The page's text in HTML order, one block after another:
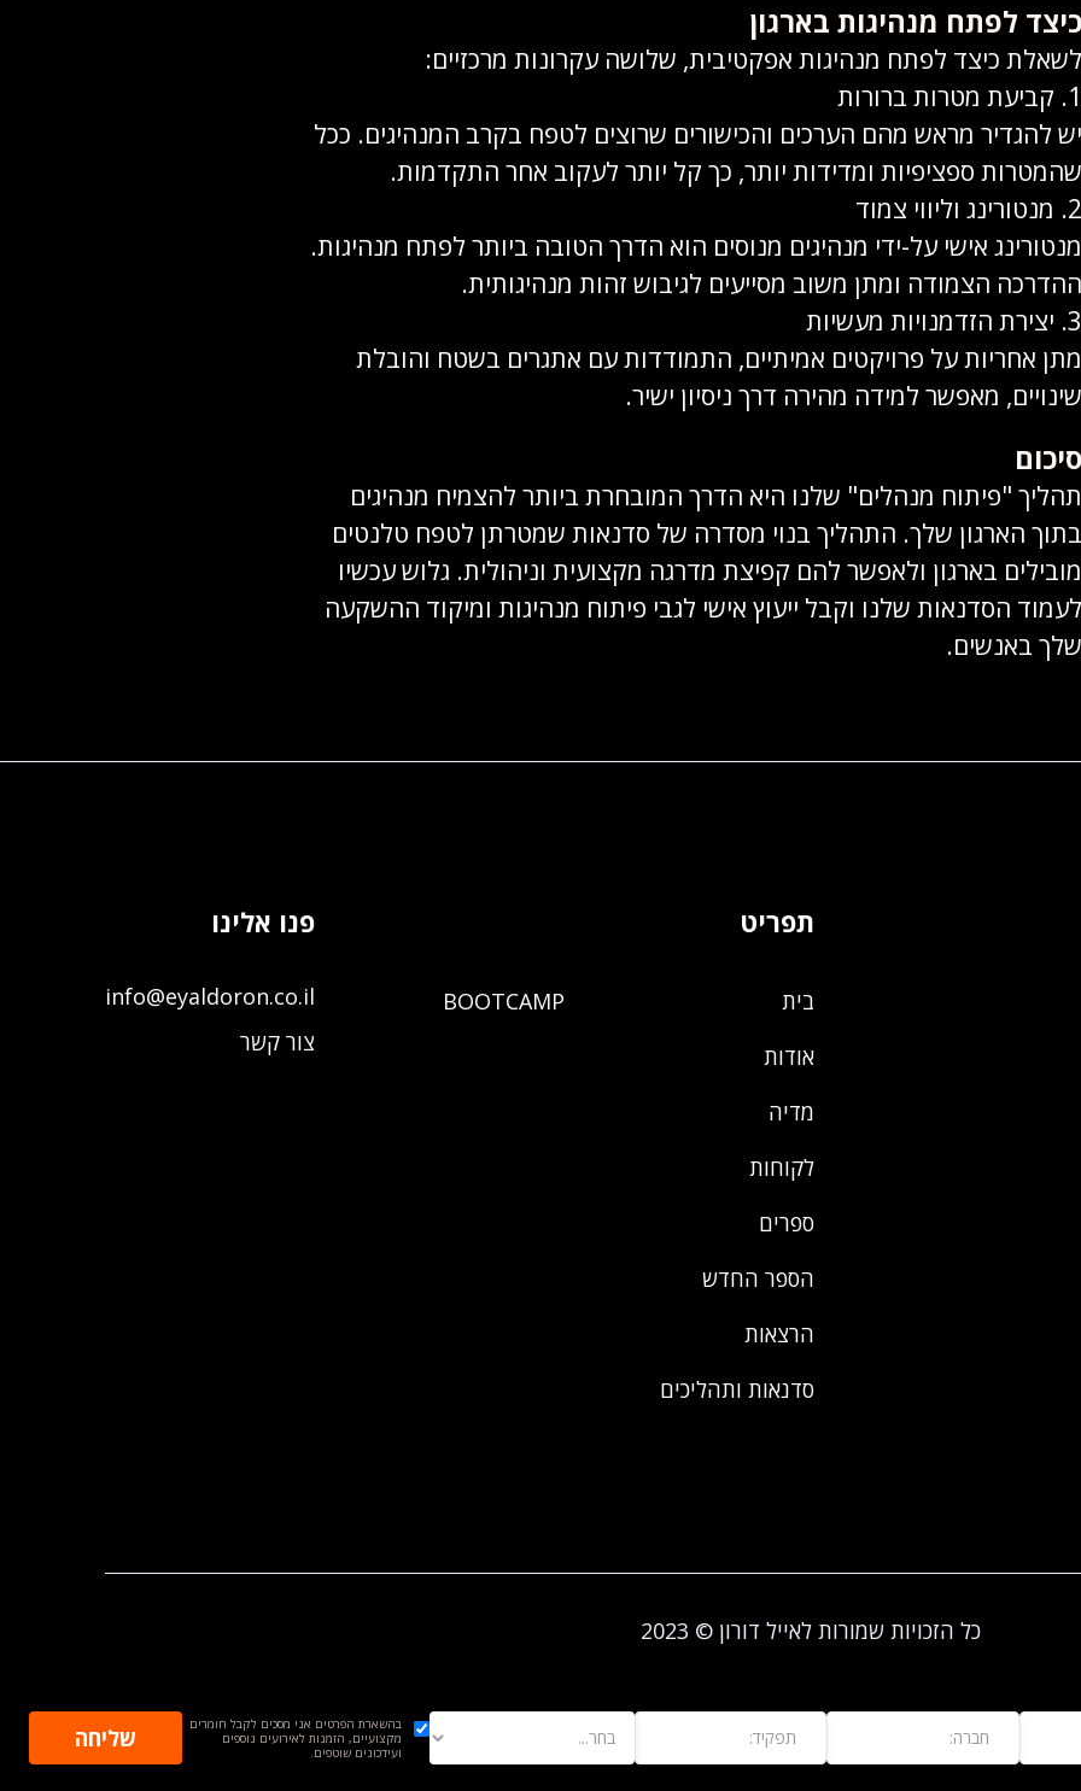
כיצד לפתח מנהיגות בארגון
לשאלת כיצד לפתח מנהיגות אפקטיבית, שלושה עקרונות מרכזיים:
1. קביעת מטרות ברורות
יש להגדיר מראש מהם הערכים והכישורים שרוצים לטפח בקרב המנהיגים. ככל
שהמטרות ספציפיות ומדידות יותר, כך קל יותר לעקוב אחר התקדמות.
2. מנטורינג וליווי צמוד
מנטורינג אישי על-ידי מנהיגים מנוסים הוא הדרך הטובה ביותר לפתח מנהיגות.
ההדרכה הצמודה ומתן משוב מסייעים לגיבוש זהות מנהיגותית.
3. יצירת הזדמנויות מעשיות
מתן אחריות על פרויקטים אמיתיים, התמודדות עם אתגרים בשטח והובלת
שינויים, מאפשר למידה מהירה דרך ניסיון ישיר.
סיכום
תהליך "פיתוח מנהלים" שלנו היא הדרך המובחרת ביותר להצמיח מנהיגים
בתוך הארגון שלך. התהליך בנוי מסדרה של סדנאות שמטרתן לטפח טלנטים
מובילים בארגון ולאפשר להם קפיצת מדרגה מקצועית וניהולית. גלוש עכשיו
לעמוד הסדנאות שלנו וקבל ייעוץ אישי לגבי פיתוח מנהיגות ומיקוד ההשקעה
שלך באנשים.
תפריט
בית
אודות
מדיה
לקוחות
ספרים
הספר החדש
הרצאות
סדנאות ותהליכים
BOOTCAMP
פנו אלינו
info@eyaldoron.co.il
צור קשר
כל הזכויות שמורות לאייל דורון © 2023
בהשארת הפרטים אני מסכים לקבל חומרים
מקצועיים, הזמנות לאירועים נוספים
ועידכונים שוטפים.